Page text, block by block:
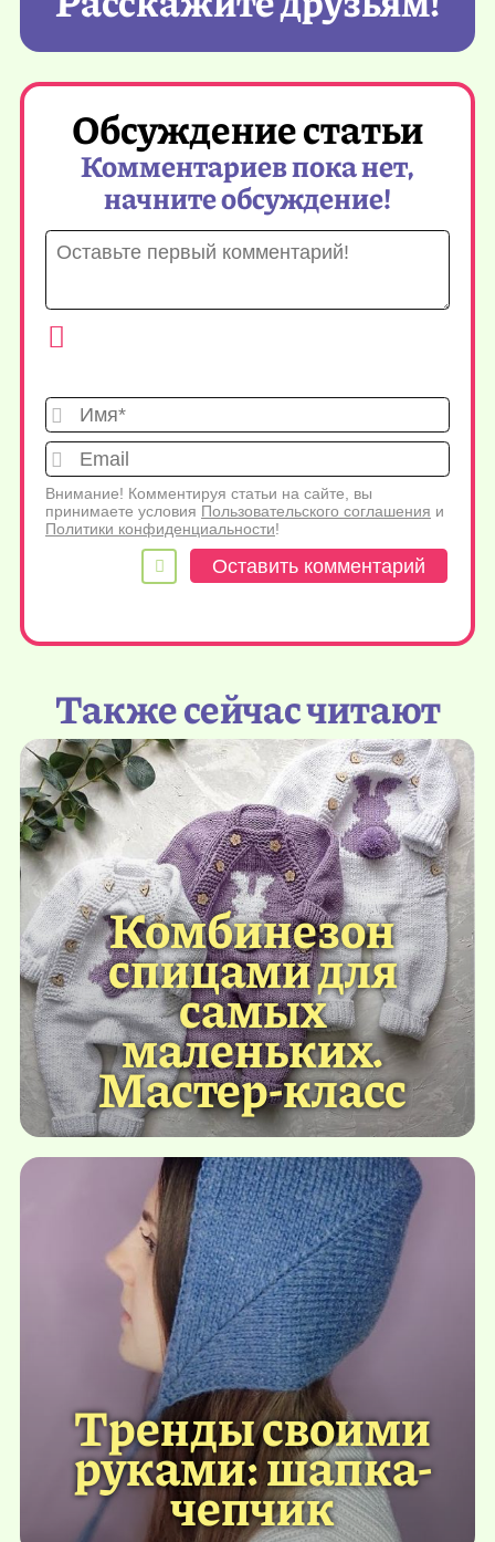
Обсуждение статьи
Комментариев пока нет,
начните обсуждение!
Имя*
Внимание! Комментируя статьи на сайте, вы
принимаете условия Пользовательского соглашения и
Политики конфиденциальности!
Также сейчас читают
Комбинезон
спицами для
самых
маленьких.
Мастер-класс
Тренды своими
руками: шапка-
чепчик